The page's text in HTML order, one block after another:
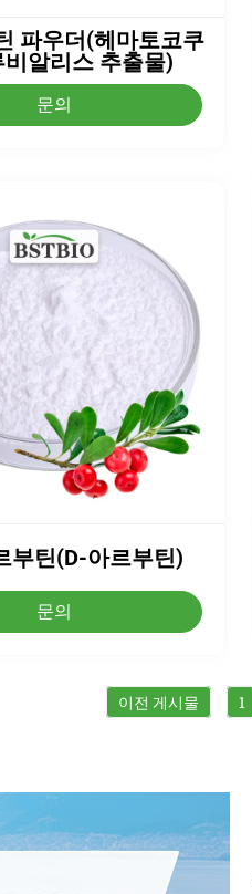
파우더(헤마토코쿠
비알리스 추출물)
문의
부틴(D-아르부틴)
문의
이전 게시물 1